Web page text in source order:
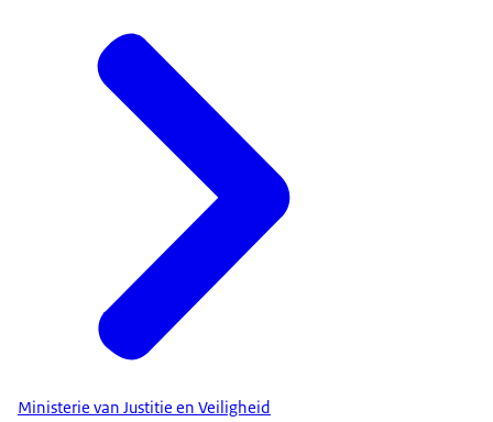
Ministerie van Justitie en Veiligheid